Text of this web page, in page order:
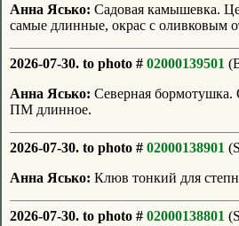
Анна Ясько: Садовая камышевка.
самые длинные, окрас с оливковым
2026-07-30. to photo # 02000139501
Анна Ясько: Северная бормотушка.
ПМ длинное.
2026-07-30. to photo # 02000138901
Анна Ясько: Клюв тонкий для
2026-07-30. to photo # 02000138801